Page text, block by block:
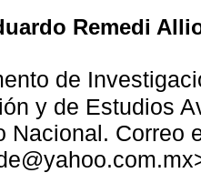
Remedi
de
y de Estudios
Nacional. Correo